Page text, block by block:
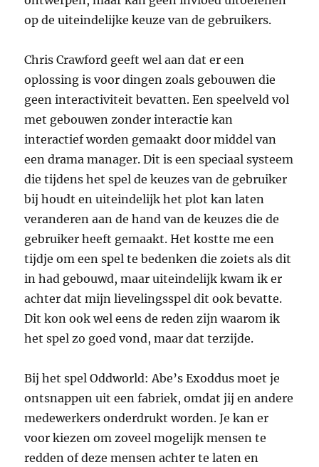
op de uiteindelijke keuze van de gebruikers.
Chris Crawford geeft wel aan dat er een
oplossing is voor dingen zoals gebouwen die
geen interactiviteit bevatten. Een speelveld vol
met gebouwen zonder interactie kan
interactief worden gemaakt door middel van
een drama manager. Dit is een speciaal systeem
die tijdens het spel de keuzes van de gebruiker
bij houdt en uiteindelijk het plot kan laten
veranderen aan de hand van de keuzes die de
gebruiker heeft gemaakt. Het kostte me een
tijdje om een spel te bedenken die zoiets als dit
in had gebouwd, maar uiteindelijk kwam ik er
achter dat mijn lievelingsspel dit ook bevatte.
Dit kon ook wel eens de reden zijn waarom ik
het spel zo goed vond, maar dat terzijde.
Bij het spel Oddworld: Abe’s Exoddus moet je
ontsnappen uit een fabriek, omdat jij en andere
medewerkers onderdrukt worden. Je kan er
voor kiezen om zoveel mogelijk mensen te
redden of deze mensen achter te laten en